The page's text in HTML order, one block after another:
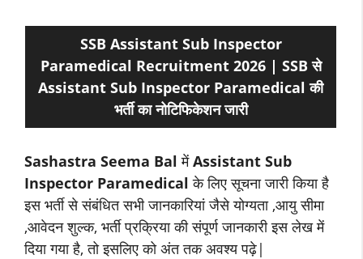
SSB Assistant Sub Inspector
Paramedical Recruitment 2026 | SSB से
Assistant Sub Inspector Paramedical की
भर्ती का नोटिफिकेशन जारी
Sashastra Seema Bal मेंAssistant Sub
Inspector Paramedical के लिए सूचना जारी किया है
इस भर्ती से संबंधित सभी जानकारियां जैसे योग्यता ,आयु सीमा
,आवेदन शुल्क, भर्ती प्रक्रिया की संपूर्ण जानकारी इस लेख में
दिया गया है, तो इसलिए को अंत तक अवश्य पढ़े|